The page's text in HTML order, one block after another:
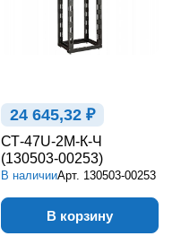
24 645,32 ₽
СТ-47U-2М-К-Ч
(130503-00253)
В наличииАрт. 130503-00253
В корзину